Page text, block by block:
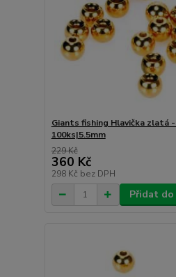
Giants fishing Hlavička zlatá
100ks|5.5mm
229 Kč
360 Kč
298 Kč bez DPH
Přidat do